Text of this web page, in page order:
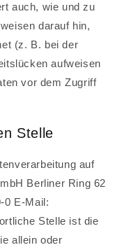
auch, wie und zu
darauf hin,
(z. B. bei der
aufweisen
vor dem Zugriff
Stelle
auf
Berliner Ring 62
0 E-Mail:
Stelle ist die
allein oder